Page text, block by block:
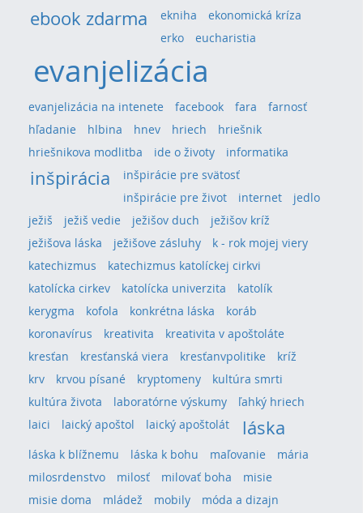
ebook zdarma ekniha
ekonomická kríza
erko
eucharistia
evanjelizácia
evanjelizácia na intenete facebook fara
farnosť
hľadanie
hlbina hnev hriech
hriešnik
hriešnikova modlitba
ide o životy informatika
inšpirácia
inšpirácie pre svätosť
inšpirácie pre život
internet
jedlo
ježiš
ježiš vedie ježišov duch
ježišov kríž
ježišova láska
ježišove zásluhy
k - rok mojej viery
katechizmus
katechizmus katolíckej cirkvi
katolícka cirkev
katolícka univerzita
katolík
kerygma
kofola konkrétna láska
koráb
koronavírus
kreativita
kreativita v apoštoláte
kresťan
kresťanská viera kresťanvpolitike
kríž
krv
krvou písané kryptomeny
kultúra smrti
kultúra života
laboratórne výskumy
ľahký hriech
laici
laický apoštol laický apoštolát láska
láska k blížnemu láska k bohu maľovanie
mária
milosrdenstvo
milosť milovať boha
misie
misie doma
mládež mobily
móda a dizajn